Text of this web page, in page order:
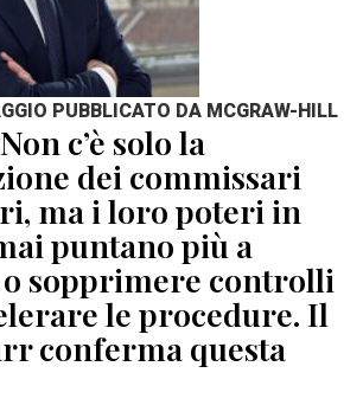
PUBBLICATO DA MCGRAW-HILL
c’è solo la
dei commissari
ma i loro poteri in
puntano più a
sopprimere controlli
le procedure. Il
conferma questa